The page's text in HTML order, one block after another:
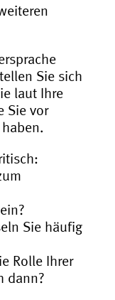
Sie sich
laut Ihre
Sie vor
Sie häufig
Rolle Ihrer
dann?